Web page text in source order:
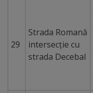
29
Strada Romană
intersecție cu
strada Decebal